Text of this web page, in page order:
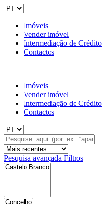
Imóveis
Vender imóvel
Intermediação de Crédito
Contactos
Imóveis
Vender imóvel
Intermediação de Crédito
Contactos
Pesquisa avançada Filtros